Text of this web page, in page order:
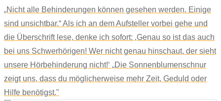
„Nicht alle Behinderungen können gesehen werden. Einige
sind unsichtbar.“ Als ich an dem Aufsteller vorbei gehe und
die Überschrift lese, denke ich sofort: ‚Genau so ist das auch
bei uns Schwerhörigen! Wer nicht genau hinschaut, der sieht
unsere Hörbehinderung nicht!‘ „Die Sonnenblumenschnur
zeigt uns, dass du möglicherweise mehr Zeit, Geduld oder
Hilfe benötigst."